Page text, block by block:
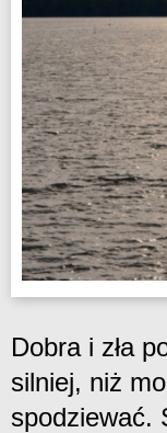
Dobra i zła
silniej, niż
spodziewać.